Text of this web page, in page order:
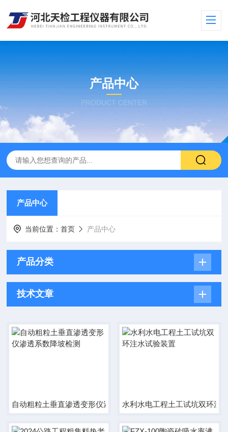
产品中心
PRODUCT CENTER
产品中心
当前位置：首页 产品中心
产品分类
技术文章
自动粗粒土垂直渗透变形仪渗透系数降坡检测水利水电工程土工试坑双环注